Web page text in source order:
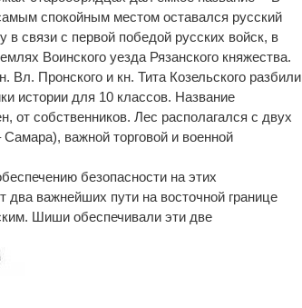
спокойным местом оставался русский
связи с первой победой русских войск, в
Воинского уезда Рязанского княжества.
Пронского и кн. Тита Козельского разбили
истории для 10 классов. Название
от собственников. Лес располагался с двух
важной торговой и военной
безопасности на этих
два важнейших пути на восточной границе
Шиши обеспечивали эти две